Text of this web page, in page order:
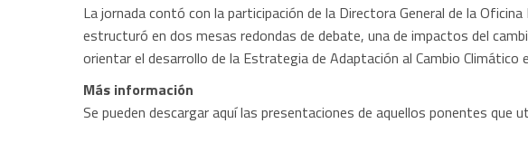
La jornada contó con la participación de la Directora General de la
estructuró en dos mesas redondas de debate, una de impactos del
orientar el desarrollo de la Estrategia de Adaptación al Cambio Climático
Más información
Se pueden descargar aquí las presentaciones de aquellos ponentes que